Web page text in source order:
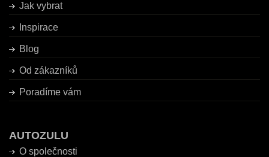
Jak vybrat
Inspirace
Blog
Od zákazníků
Poradíme vám
AUTOZULU
O společnosti